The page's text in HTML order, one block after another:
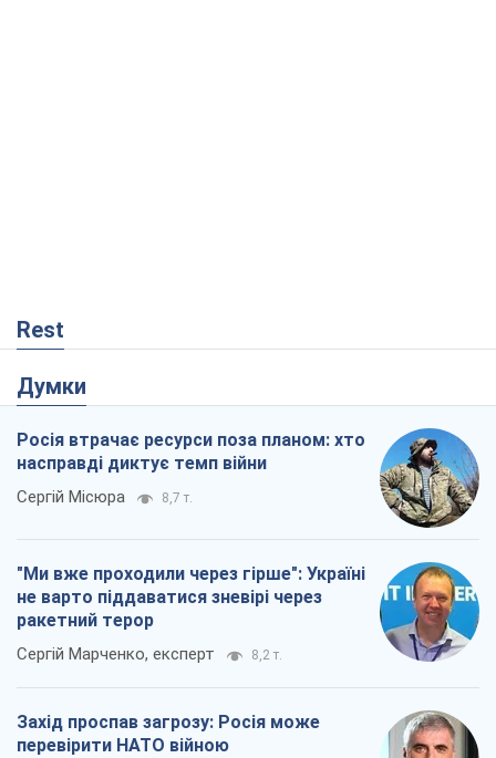
Rest
Думки
Росія втрачає ресурси поза планом: хто
насправді диктує темп війни
Сергій Місюра 8,7 т.
"Ми вже проходили через гірше": Україні
не варто піддаватися зневірі через
ракетний терор
Сергій Марченко, експерт 8,2 т.
Захід проспав загрозу: Росія може
перевірити НАТО війною